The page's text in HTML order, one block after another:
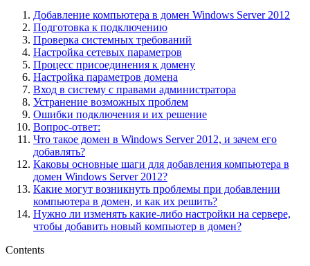
Добавление компьютера в домен Windows Server 2012
Подготовка к подключению
Проверка системных требований
Настройка сетевых параметров
Процесс присоединения к домену
Настройка параметров домена
Вход в систему с правами администратора
Устранение возможных проблем
Ошибки подключения и их решение
Вопрос-ответ:
Что такое домен в Windows Server 2012, и зачем его
добавлять?
Каковы основные шаги для добавления компьютера в
домен Windows Server 2012?
Какие могут возникнуть проблемы при добавлении
компьютера в домен, и как их решить?
Нужно ли изменять какие-либо настройки на сервере,
чтобы добавить новый компьютер в домен?
Contents